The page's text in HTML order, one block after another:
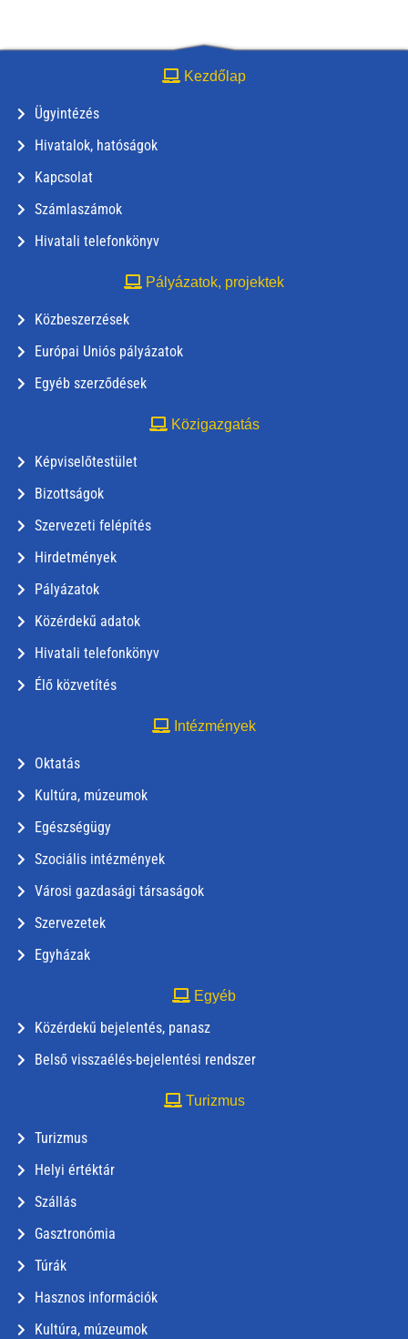
Kezdőlap
Ügyintézés
Hivatalok, hatóságok
Kapcsolat
Számlaszámok
Hivatali telefonkönyv
Pályázatok, projektek
Közbeszerzések
Európai Uniós pályázatok
Egyéb szerződések
Közigazgatás
Képviselőtestület
Bizottságok
Szervezeti felépítés
Hirdetmények
Pályázatok
Közérdekű adatok
Hivatali telefonkönyv
Élő közvetítés
Intézmények
Oktatás
Kultúra, múzeumok
Egészségügy
Szociális intézmények
Városi gazdasági társaságok
Szervezetek
Egyházak
Egyéb
Közérdekű bejelentés, panasz
Belső visszaélés-bejelentési rendszer
Turizmus
Turizmus
Helyi értéktár
Szállás
Gasztronómia
Túrák
Hasznos információk
Kultúra, múzeumok